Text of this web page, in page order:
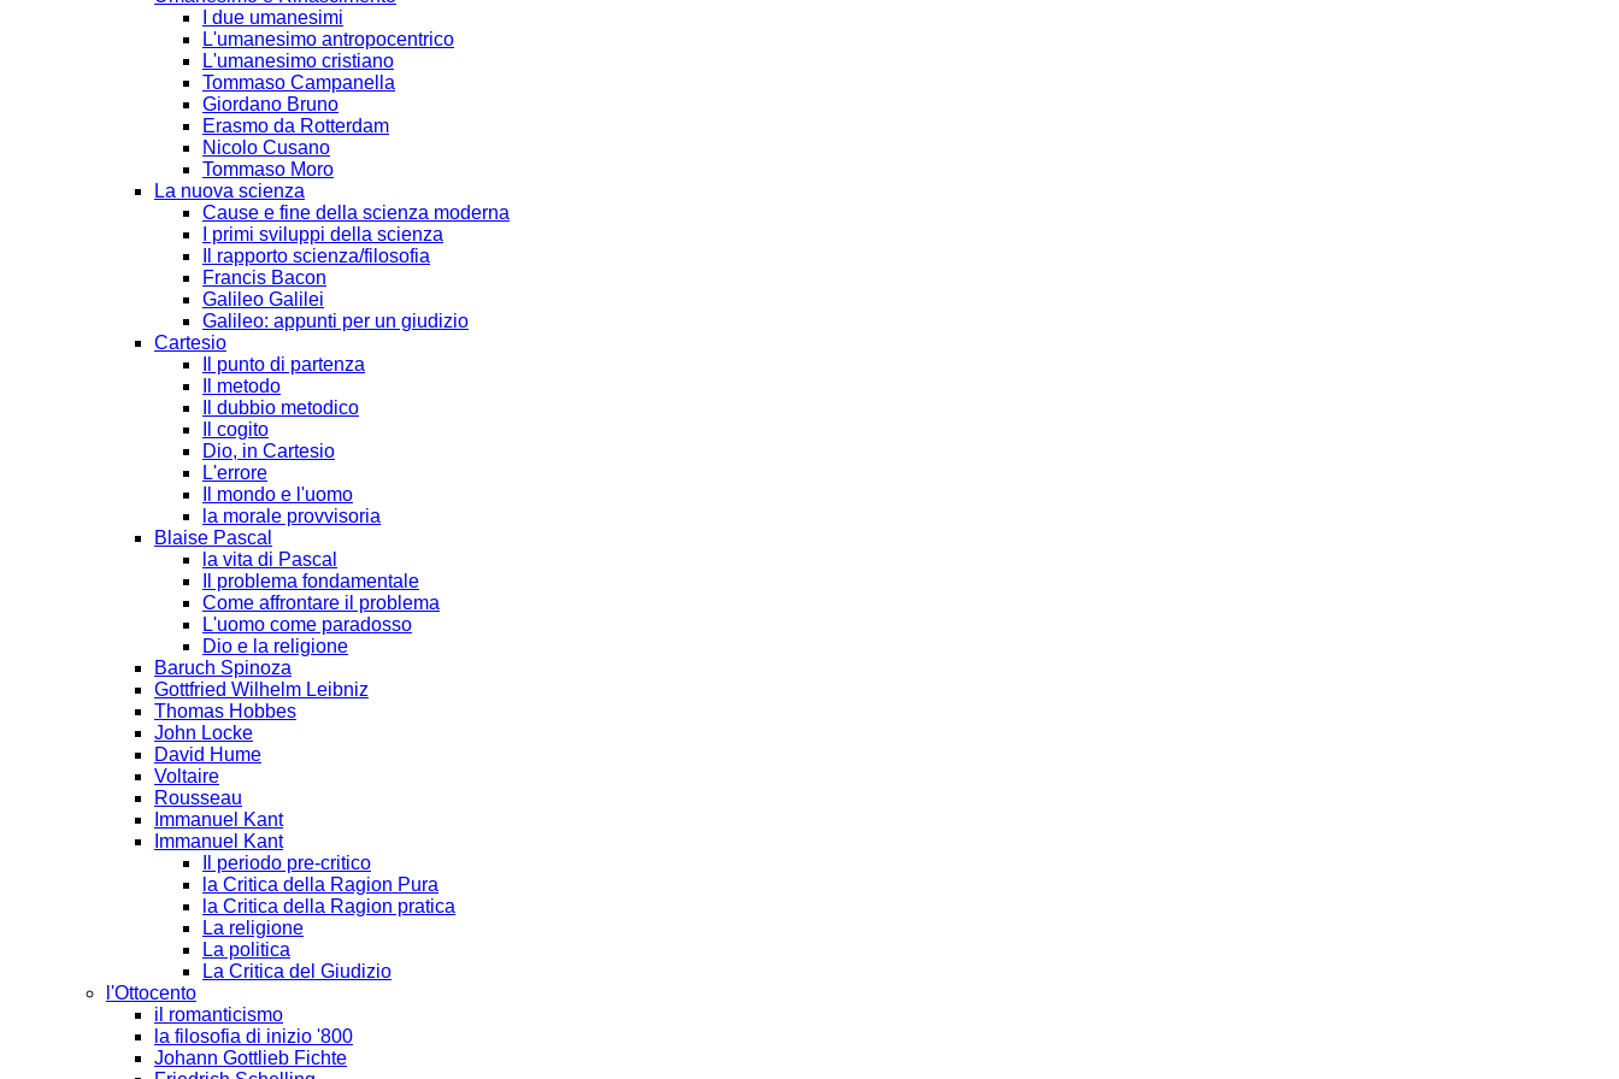
I due umanesimi
L'umanesimo antropocentrico
L'umanesimo cristiano
Tommaso Campanella
Giordano Bruno
Erasmo da Rotterdam
Nicolo Cusano
Tommaso Moro
La nuova scienza
Cause e fine della scienza moderna
I primi sviluppi della scienza
Il rapporto scienza/filosofia
Francis Bacon
Galileo Galilei
Galileo: appunti per un giudizio
Cartesio
Il punto di partenza
Il metodo
Il dubbio metodico
Il cogito
Dio, in Cartesio
L'errore
Il mondo e l'uomo
la morale provvisoria
Blaise Pascal
la vita di Pascal
Il problema fondamentale
Come affrontare il problema
L'uomo come paradosso
Dio e la religione
Baruch Spinoza
Gottfried Wilhelm Leibniz
Thomas Hobbes
John Locke
David Hume
Voltaire
Rousseau
Immanuel Kant
Immanuel Kant
Il periodo pre-critico
la Critica della Ragion Pura
la Critica della Ragion pratica
La religione
La politica
La Critica del Giudizio
l'Ottocento
il romanticismo
la filosofia di inizio '800
Johann Gottlieb Fichte